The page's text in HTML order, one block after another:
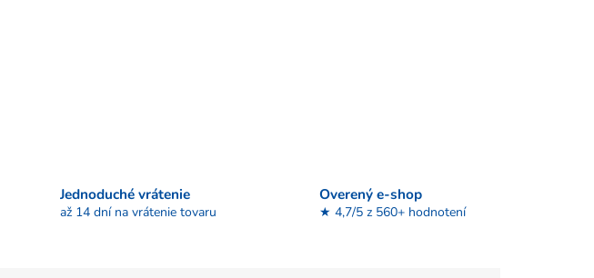
Jednoduché vrátenie
až 14 dní na vrátenie tovaru
Overený e-shop
★ 4,7/5 z 560+ hodnotení